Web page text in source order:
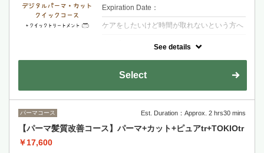
Expiration Date：
ケアをしたいけど時間が取れないという方へ
るお客様は選択後＋カラー追加をお願い致し
ます・ダメージが少ないお客様・お時間があ
まりないお客様オススメのメニューです２種
See details
Select
パーマコース Est. Duration：Approx. 2 hrs30 mins
【パーマ髪質改善コース】パーマ+カット+ピュアtr+TOKIOtr
￥17,600